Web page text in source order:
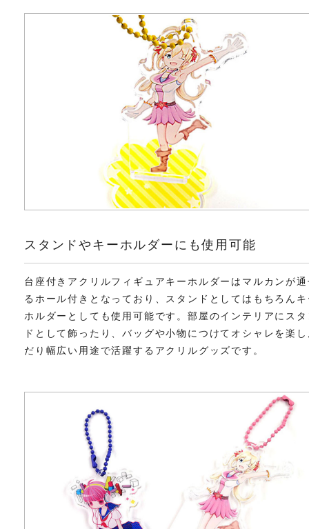
スタンドやキーホルダーにも使用可能
台座付きアクリルフィギュアキーホルダーはマルカンが
るホール付きとなっており、スタンドとしてはもちろん
ホルダーとしても使用可能です。部屋のインテリアにス
ドとして飾ったり、バッグや小物につけてオシャレを楽
だり幅広い用途で活躍するアクリルグッズです。